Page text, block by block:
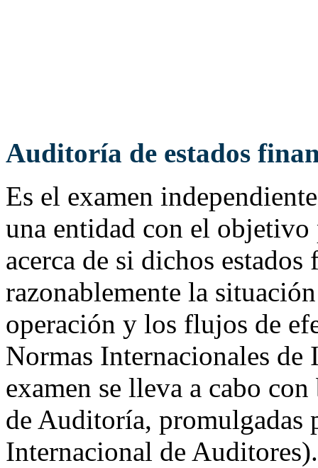
Auditoría de estados
Es el examen
una entidad con el
acerca de si dichos
razonablemente la
operación y los flujos de
Normas Internacionales
examen se lleva a cabo
de Auditoría, promulgadas
Internacional de Auditores).